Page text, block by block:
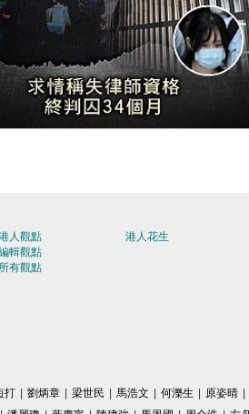
人觀點
輯觀點
所有觀點
港人花生
打 劉炳章 梁世民 馬浩文 何濼生 原姿晴